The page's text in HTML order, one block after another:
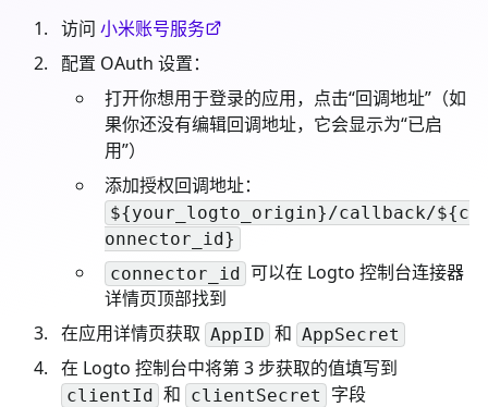
访问 小米账号服务
配置 OAuth 设置：
打开你想用于登录的应用，点击“回调地址”（如
果你还没有编辑回调地址，它会显示为“已启
用”）
添加授权回调地址：
${your_logto_origin}/callback/${c
onnector_id}
connector_id 可以在 Logto 控制台连接器
详情页顶部找到
在应用详情页获取 AppID 和 AppSecret
在 Logto 控制台中将第 3 步获取的值填写到
clientId 和 clientSecret
字段